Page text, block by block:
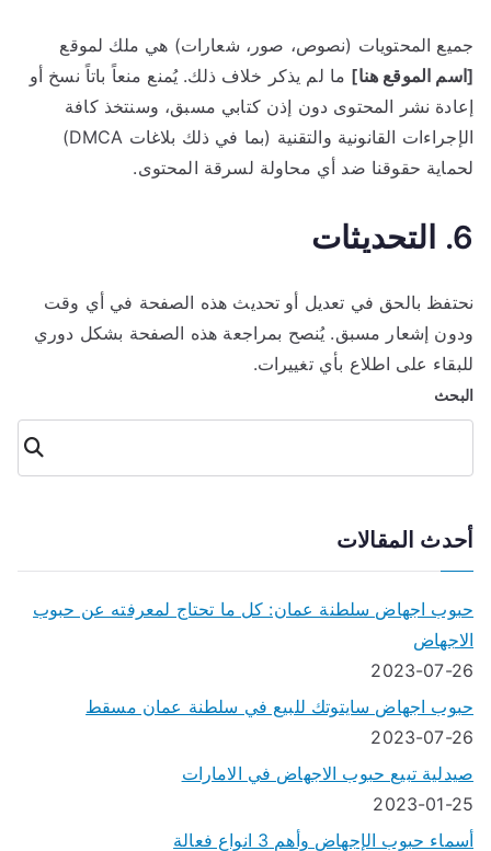
جميع المحتويات (نصوص، صور، شعارات) هي ملك لموقع
[اسم الموقع هنا] ما لم يذكر خلاف ذلك. يُمنع منعاً باتاً نسخ أو
إعادة نشر المحتوى دون إذن كتابي مسبق، وسنتخذ كافة
الإجراءات القانونية والتقنية (بما في ذلك بلاغات DMCA)
لحماية حقوقنا ضد أي محاولة لسرقة المحتوى.
6. التحديثات
نحتفظ بالحق في تعديل أو تحديث هذه الصفحة في أي وقت
ودون إشعار مسبق. يُنصح بمراجعة هذه الصفحة بشكل دوري
للبقاء على اطلاع بأي تغييرات.
البحث
البحث
أحدث المقالات
حبوب اجهاض سلطنة عمان: كل ما تحتاج لمعرفته عن حبوب
الاجهاض
2023-07-26
حبوب اجهاض سايتوتك للبيع في سلطنة عمان مسقط
2023-07-26
صيدلية تبيع حبوب الاجهاض في الامارات
2023-01-25
أسماء حبوب الإجهاض وأهم 3 انواع فعالة